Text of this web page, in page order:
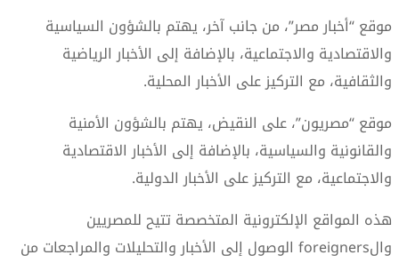
موقع “أخبار مصر”، من جانب آخر، يهتم بالشؤون السياسية
والاقتصادية والاجتماعية، بالإضافة إلى الأخبار الرياضية
والثقافية، مع التركيز على الأخبار المحلية.
موقع “مصريون”، على النقيض، يهتم بالشؤون الأمنية
والقانونية والسياسية، بالإضافة إلى الأخبار الاقتصادية
والاجتماعية، مع التركيز على الأخبار الدولية.
هذه المواقع الإلكترونية المتخصصة تتيح للمصريين
والforeigners الوصول إلى الأخبار والتحليلات والمراجعات من